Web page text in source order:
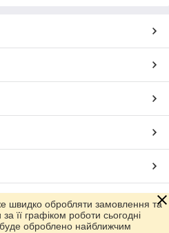
Prom.ua
швидко обробляти замовлення та
її графіком роботи сьогодні
оброблено найближчим